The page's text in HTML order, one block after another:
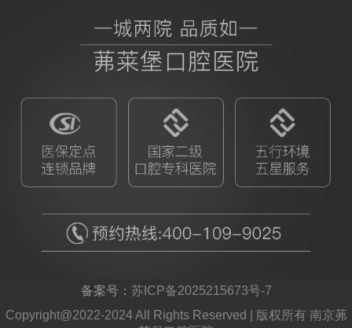
备案号： 苏ICP备2025215673号-7
Copyright@2022-2024 All Rights Reserved | 版权所有 南京茀